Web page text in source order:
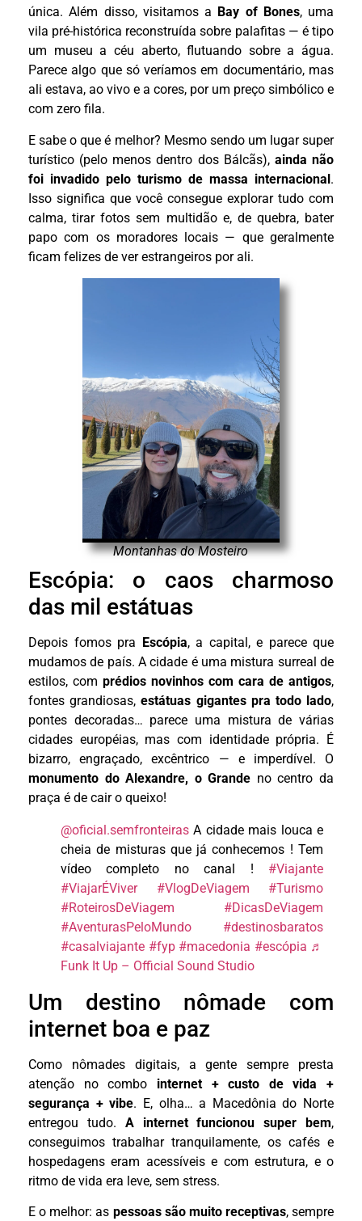
única. Além disso, visitamos a Bay of Bones, uma
vila pré-histórica reconstruída sobre palafitas — é tipo
um museu a céu aberto, flutuando sobre a água.
Parece algo que só veríamos em documentário, mas
ali estava, ao vivo e a cores, por um preço simbólico e
com zero fila.
E sabe o que é melhor? Mesmo sendo um lugar super
turístico (pelo menos dentro dos Bálcãs), ainda não
foi invadido pelo turismo de massa internacional.
Isso significa que você consegue explorar tudo com
calma, tirar fotos sem multidão e, de quebra, bater
papo com os moradores locais — que geralmente
ficam felizes de ver estrangeiros por ali.
Montanhas do Mosteiro
Escópia: o caos charmoso
das mil estátuas
Depois fomos pra Escópia, a capital, e parece que
mudamos de país. A cidade é uma mistura surreal de
estilos, com prédios novinhos com cara de antigos,
fontes grandiosas,estátuas gigantes pra todo lado,
pontes decoradas… parece uma mistura de várias
cidades européias, mas com identidade própria. É
bizarro, engraçado, excêntrico — e imperdível. O
monumento do Alexandre, o Grande no centro da
praça é de cair o queixo!
@oficial.semfronteiras A cidade mais louca e
cheia de misturas que já conhecemos ! Tem
vídeo completo no canal ! #Viajante
#ViajarÉViver
#VlogDeViagem
#Turismo
#RoteirosDeViagem
#DicasDeViagem
#AventurasPeloMundo
#destinosbaratos
#casalviajante #fyp #macedonia #escópia ♬
Funk It Up – Official Sound Studio
Um destino nômade com
internet boa e paz
Como nômades digitais, a gente sempre presta
atenção no combo internet + custo de vida +
segurança + vibe. E, olha… a Macedônia do Norte
entregou tudo. A internet funcionou super bem,
conseguimos trabalhar tranquilamente, os cafés e
hospedagens eram acessíveis e com estrutura, e o
ritmo de vida era leve, sem stress.
E o melhor: as pessoas são muito receptivas, sempre